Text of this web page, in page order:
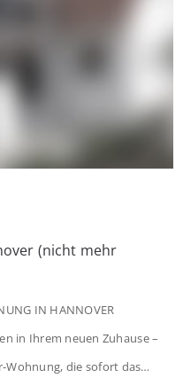
(nicht mehr
IN HANNOVER
in Ihrem neuen Zuhause –
Wohnung, die sofort das